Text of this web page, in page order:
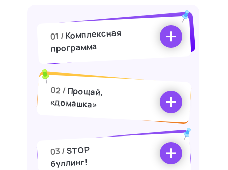
01 /Комплексная
программа
02 /Прощай,
«домашка»
03 /STOP
буллинг!